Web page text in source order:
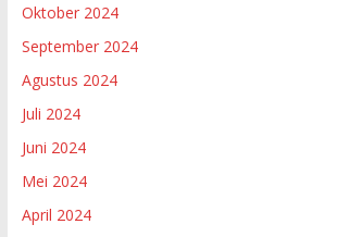
Oktober 2024
September 2024
Agustus 2024
Juli 2024
Juni 2024
Mei 2024
April 2024